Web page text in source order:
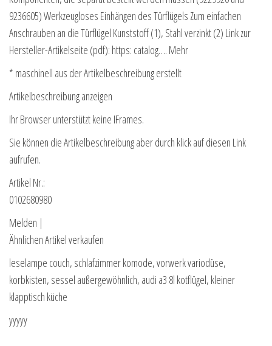
9236605) Werkzeugloses Einhängen des Türflügels Zum einfachen
Anschrauben an die Türflügel Kunststoff (1), Stahl verzinkt (2) Link zur
Hersteller-Artikelseite (pdf): https: catalog…. Mehr
* maschinell aus der Artikelbeschreibung erstellt
Artikelbeschreibung anzeigen
Ihr Browser unterstützt keine IFrames.
Sie können die Artikelbeschreibung aber durch klick auf diesen Link
aufrufen.
Artikel Nr.:
0102680980
Melden |
Ähnlichen Artikel verkaufen
leselampe couch, schlafzimmer komode, vorwerk variodüse,
korbkisten, sessel außergewöhnlich, audi a3 8l kotflügel, kleiner
klapptisch küche
yyyyy